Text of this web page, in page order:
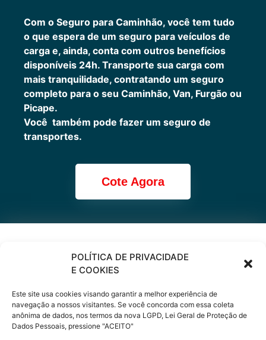
POLÍTICA DE PRIVACIDADE
E COOKIES
Este site usa cookies visando garantir a melhor experiência de
navegação a nossos visitantes. Se você concorda com essa coleta
anônima de dados, nos termos da nova LGPD, Lei Geral de Proteção de
Dados Pessoais, pressione "ACEITO"
Com o Seguro para Caminhão, você tem tudo
o que espera de um seguro para veículos de
carga e, ainda, conta com outros benefícios
disponíveis 24h. Transporte sua carga com
mais tranquilidade, contratando um seguro
completo para o seu Caminhão, Van, Furgão ou
Picape.
Você também pode fazer um seguro de
transportes.
Cote Agora
Cote online ou
peça via
WhatsApp